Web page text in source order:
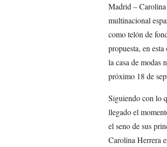
Madrid – Carolina
multinacional
como telón de
propuesta, en
la casa de modas
próximo 18 de
Siguiendo con lo
llegado el
el seno de sus
Carolina Herrera